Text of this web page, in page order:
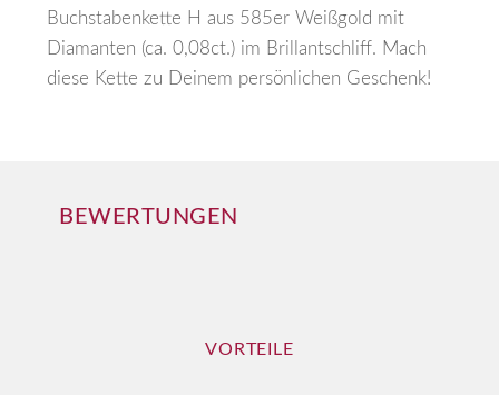
Buchstabenkette H aus 585er Weißgold mit
Diamanten (ca. 0,08ct.) im Brillantschliff. Mach
diese Kette zu Deinem persönlichen Geschenk!
BEWERTUNGEN
VORTEILE